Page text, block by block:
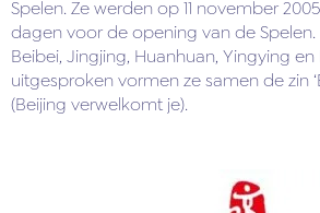
Spelen. Ze werden op 11 november
dagen voor de opening van de Spelen.
Beibei, Jingjing, Huanhuan, Yingying
uitgesproken vormen ze samen de zin
(Beijing verwelkomt je).